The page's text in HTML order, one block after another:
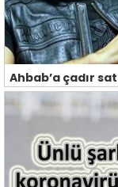
Ahbab’a çadır